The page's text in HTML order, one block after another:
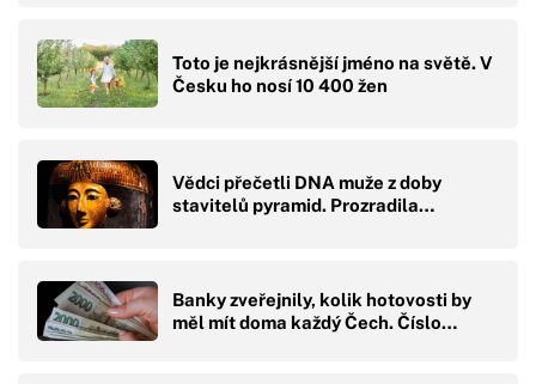
Toto je nejkrásnější jméno na světě. V
Česku ho nosí 10 400 žen
Vědci přečetli DNA muže z doby
stavitelů pyramid. Prozradila…
Banky zveřejnily, kolik hotovosti by
měl mít doma každý Čech. Číslo…